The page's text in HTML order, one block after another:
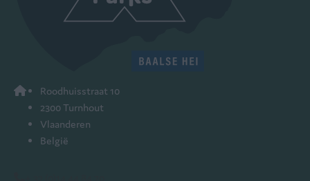
Roodhuisstraat 10
2300 Turnhout
Vlaanderen
België